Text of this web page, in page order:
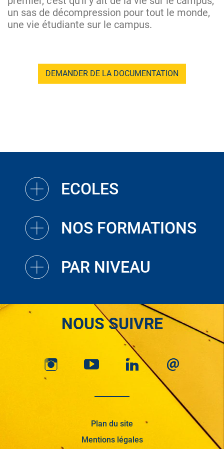
un sas de décompression pour tout le monde,
une vie étudiante sur le campus.
DEMANDER DE LA DOCUMENTATION
ECOLES
NOS FORMATIONS
PAR NIVEAU
NOUS SUIVRE
Plan du site
Mentions légales